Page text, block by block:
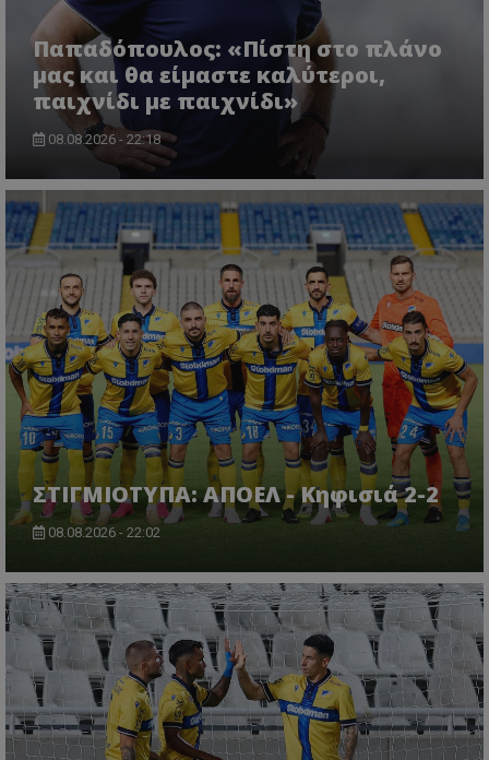
Παπαδόπουλος: «Πίστη στο πλάνο
μας και θα είμαστε καλύτεροι,
παιχνίδι με παιχνίδι»
08.08.2026 - 22:18
ΣΤΙΓΜΙΟΤΥΠΑ: ΑΠΟΕΛ - Κηφισιά 2-2
08.08.2026 - 22:02